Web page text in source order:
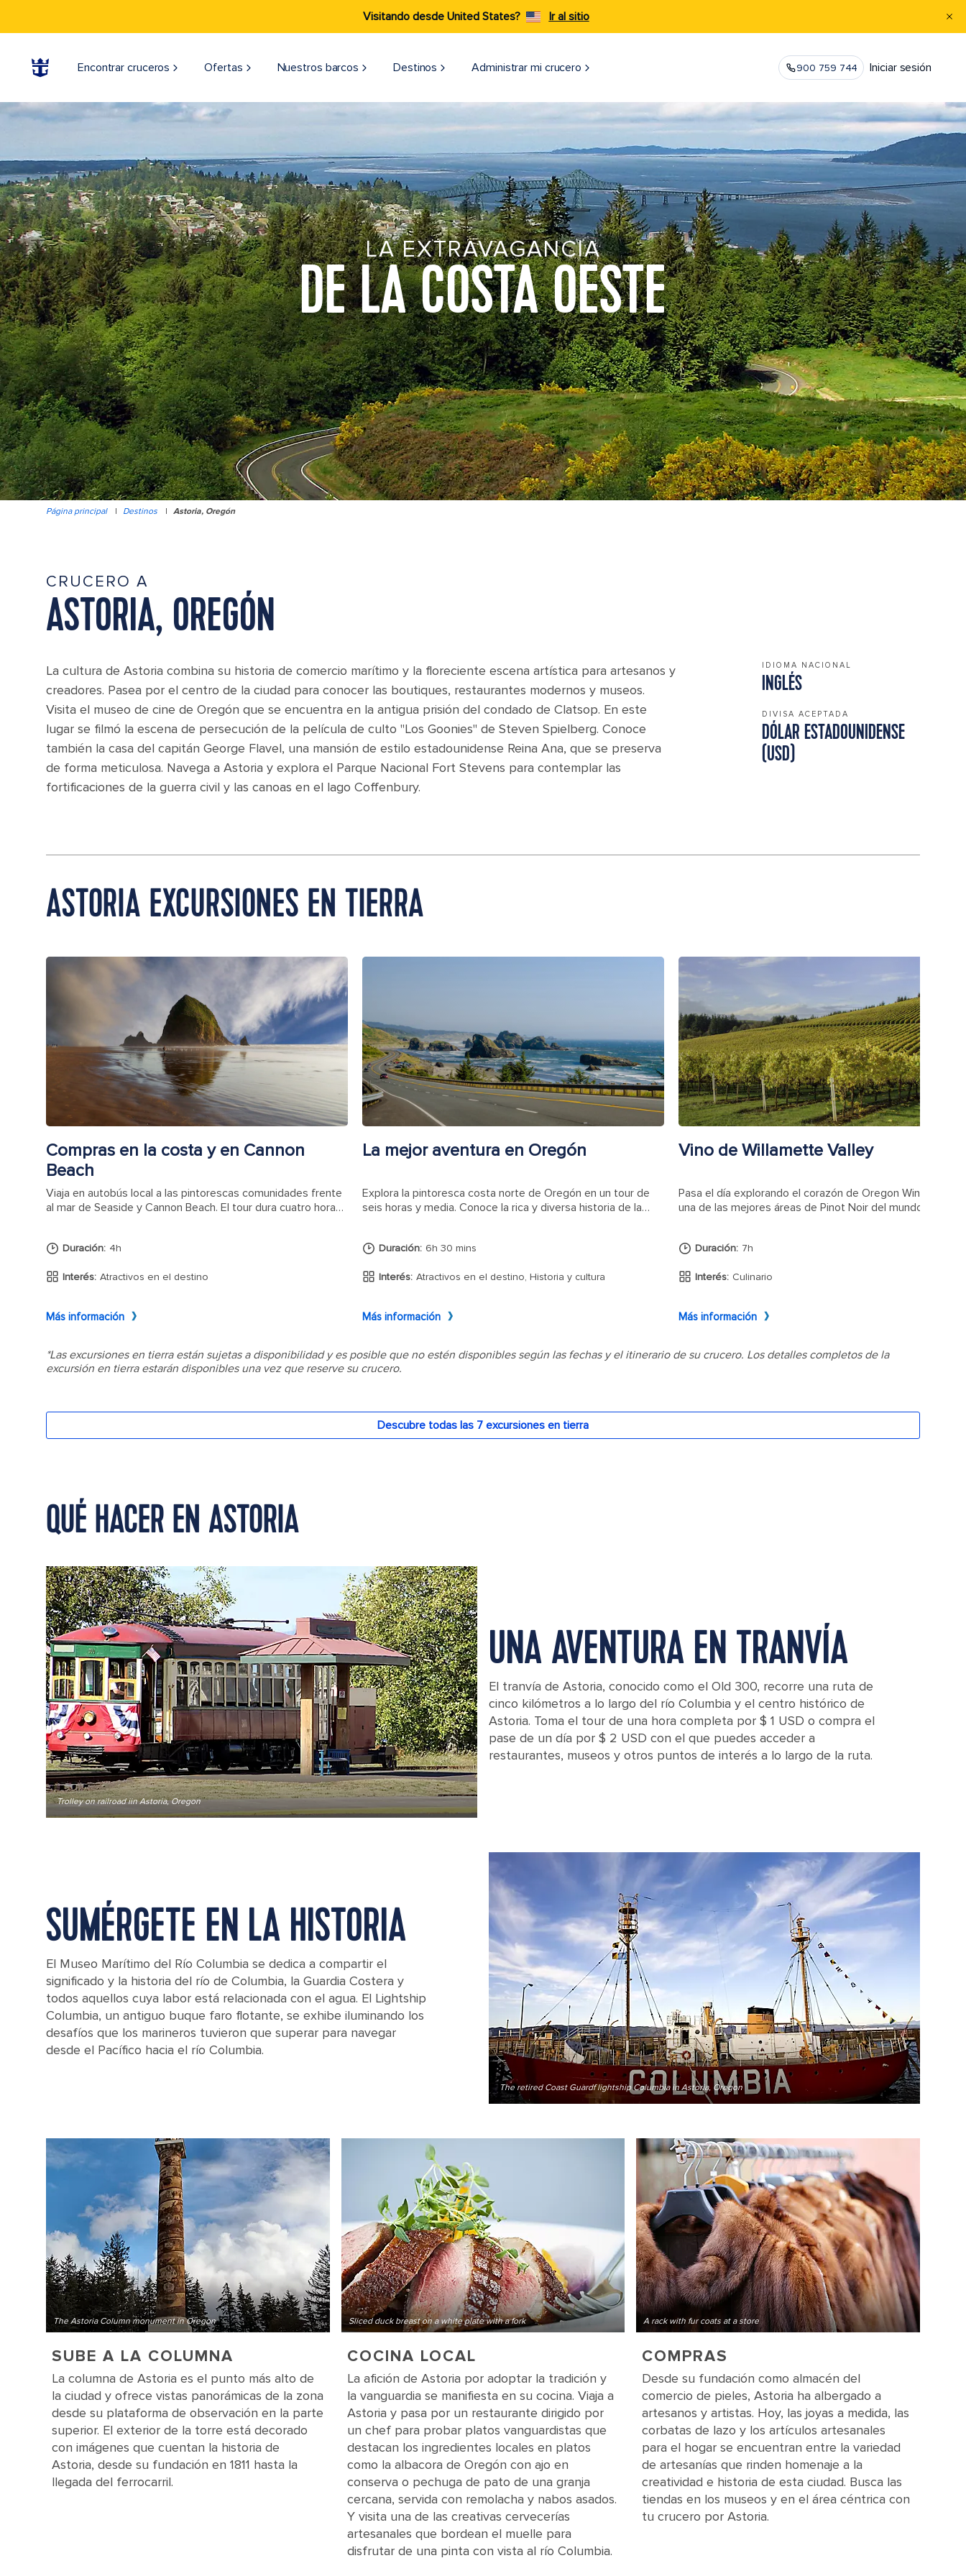
Visitando desde United States? Ir al sitio
Encontrar cruceros Ofertas Nuestros barcos Destinos Administrar mi crucero 900 759 744 Iniciar sesión
LA EXTRAVAGANCIA
DE LA COSTA OESTE
Página principal | Destinos | Astoria, Oregón
CRUCERO A
ASTORIA, OREGÓN
La cultura de Astoria combina su historia de comercio marítimo y la floreciente escena artística para artesanos y
creadores. Pasea por el centro de la ciudad para conocer las boutiques, restaurantes modernos y museos.
Visita el museo de cine de Oregón que se encuentra en la antigua prisión del condado de Clatsop. En este
lugar se filmó la escena de persecución de la película de culto "Los Goonies" de Steven Spielberg. Conoce
también la casa del capitán George Flavel, una mansión de estilo estadounidense Reina Ana, que se preserva
de forma meticulosa. Navega a Astoria y explora el Parque Nacional Fort Stevens para contemplar las
fortificaciones de la guerra civil y las canoas en el lago Coffenbury.
IDIOMA NACIONAL
INGLÉS
DIVISA ACEPTADA
DÓLAR ESTADOUNIDENSE
(USD)
ASTORIA EXCURSIONES EN TIERRA
QUÉ HACER EN ASTORIA
Trolley on railroad iin Astoria, Oregon
UNA AVENTURA EN TRANVÍA
El tranvía de Astoria, conocido como el Old 300, recorre una ruta de
cinco kilómetros a lo largo del río Columbia y el centro histórico de
Astoria. Toma el tour de una hora completa por $ 1 USD o compra el
pase de un día por $ 2 USD con el que puedes acceder a
restaurantes, museos y otros puntos de interés a lo largo de la ruta.
The retired Coast Guardf lightship Columbia in Astoria, Oregon
SUMÉRGETE EN LA HISTORIA
El Museo Marítimo del Río Columbia se dedica a compartir el
significado y la historia del río de Columbia, la Guardia Costera y
todos aquellos cuya labor está relacionada con el agua. El Lightship
Columbia, un antiguo buque faro flotante, se exhibe iluminando los
desafíos que los marineros tuvieron que superar para navegar
desde el Pacífico hacia el río Columbia.
The Astoria Column monument in Oregon
SUBE A LA COLUMNA
La columna de Astoria es el punto más alto de
la ciudad y ofrece vistas panorámicas de la zona
desde su plataforma de observación en la parte
superior. El exterior de la torre está decorado
con imágenes que cuentan la historia de
Astoria, desde su fundación en 1811 hasta la
llegada del ferrocarril.
Sliced duck breast on a white plate with a fork
COCINA LOCAL
La afición de Astoria por adoptar la tradición y
la vanguardia se manifiesta en su cocina. Viaja a
Astoria y pasa por un restaurante dirigido por
un chef para probar platos vanguardistas que
destacan los ingredientes locales en platos
como la albacora de Oregón con ajo en
conserva o pechuga de pato de una granja
cercana, servida con remolacha y nabos asados.
Y visita una de las creativas cervecerías
artesanales que bordean el muelle para
disfrutar de una pinta con vista al río Columbia.
A rack with fur coats at a store
COMPRAS
Desde su fundación como almacén del
comercio de pieles, Astoria ha albergado a
artesanos y artistas. Hoy, las joyas a medida, las
corbatas de lazo y los artículos artesanales
para el hogar se encuentran entre la variedad
de artesanías que rinden homenaje a la
creatividad e historia de esta ciudad. Busca las
tiendas en los museos y en el área céntrica con
tu crucero por Astoria.